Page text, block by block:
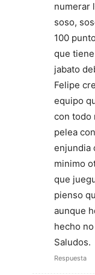
numerar
soso,
100
que
jabato
Felipe
equipo
con todo
pelea
enjundia
minimo
que
pienso
aunque
hecho
Saludos.
Respuesta